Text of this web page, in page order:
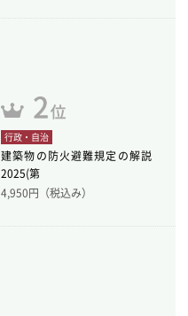
行政・自治
建築物の防火避難規定の解説
2025(第
4,950円（税込み）